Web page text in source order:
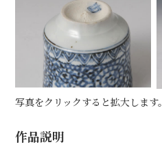
写真をクリックすると拡大します。
作品説明